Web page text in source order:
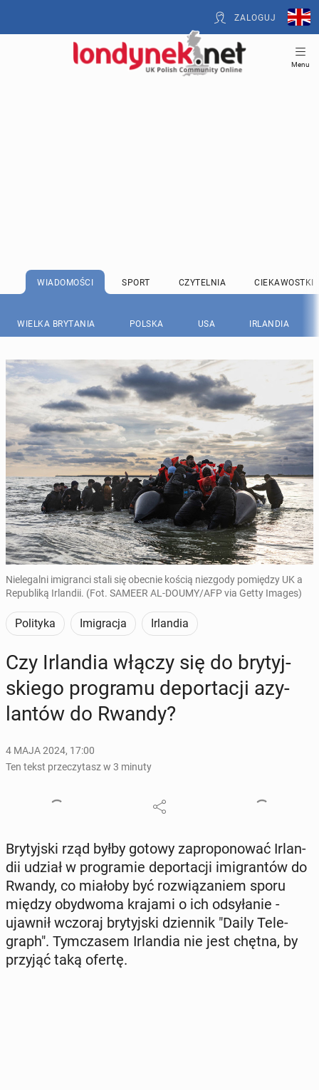
ZALOGUJ
Menu
WIADOMOŚCI SPORT CZYTELNIA CIEKAWOSTKI
WIELKA BRYTANIA POLSKA USA IRLANDIA
Nielegalni imigranci stali się obecnie kością niezgody pomiędzy UK a
Republiką Irlandii. (Fot. SAMEER AL-DOUMY/AFP via Getty Images)
Polityka Imigracja Irlandia
Czy Ir­lan­dia włączy się do bry­tyj­
skie­go pro­gra­mu de­por­ta­cji azy­
lan­tów do Rwandy?
4 MAJA 2024, 17:00
Ten tekst przeczytasz w 3 minuty
Bry­tyj­ski rząd byłby gotowy za­pro­po­no­wać Ir­lan­
dii udział w pro­gra­mie de­por­ta­cji imi­gran­tów do
Rwandy, co miałoby być roz­wią­za­niem sporu
między oby­dwo­ma krajami o ich od­sy­ła­nie -
ujawnił wczoraj bry­tyj­ski dzien­nik "Daily Te­le­
graph". Tym­cza­sem Ir­lan­dia nie jest chętna, by
przyjąć taką ofertę.